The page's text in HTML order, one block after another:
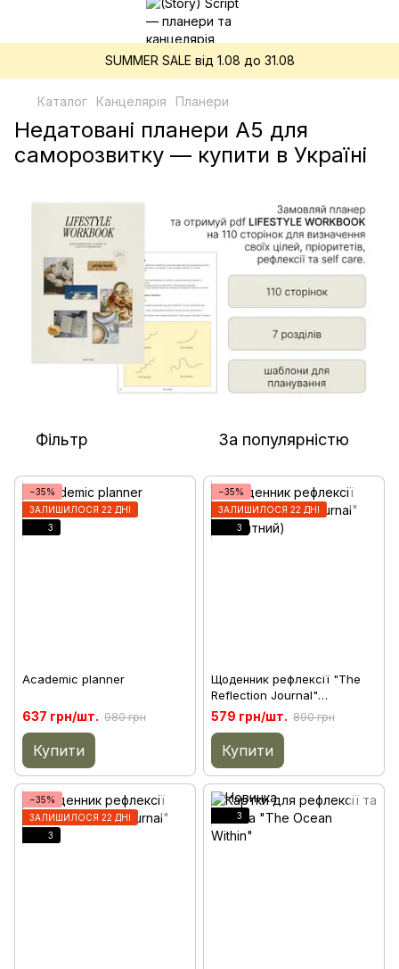
SUMMER SALE від 1.08 до 31.08
Каталог Канцелярія Планери
Недатовані планери A5 для
саморозвитку — купити в Україні
Фільтр За популярністю
−35%
ЗАЛИШИЛОСЯ 22 ДНІ
3
Academic planner
637 грн/шт. 980 грн
Купити
−35%
ЗАЛИШИЛОСЯ 22 ДНІ
3
Щоденник рефлексії "The
Reflection Journal"
(Блакитний)
579 грн/шт. 890 грн
Купити
−35%
ЗАЛИШИЛОСЯ 22 ДНІ
3
3